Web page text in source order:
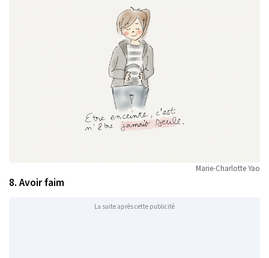
Marie-Charlotte Yao
8. Avoir faim
La suite après cette publicité